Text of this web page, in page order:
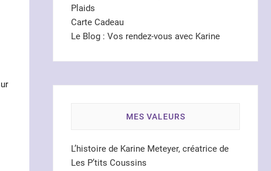
Plaids
Carte Cadeau
Le Blog : Vos rendez-vous avec Karine
MES VALEURS
L’histoire de Karine Meteyer, créatrice de
Les P’tits Coussins